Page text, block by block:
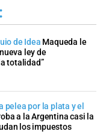
de Idea Maqueda le
ley de
totalidad”
pelea por la plata y el
a la Argentina casi la
los impuestos